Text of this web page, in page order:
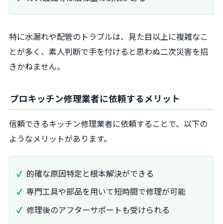
特に水漏れや配管のトラブルは、見た目以上に複雑なこ
とが多く、素人判断で手を付けると思わぬ二次災害を招
きかねません。
プロキッチン修理業者に依頼するメリット
信頼できるキッチン修理業者に依頼することで、以下の
ようなメリットがあります。
的確な原因特定と根本解決ができる
専門工具や部品を用いて短時間で修理が可能
修理後のアフターサポートも受けられる